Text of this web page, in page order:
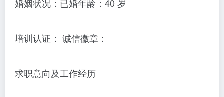
婚姻状况：已婚年龄：40 岁
培训认证： 诚信徽章：
求职意向及工作经历